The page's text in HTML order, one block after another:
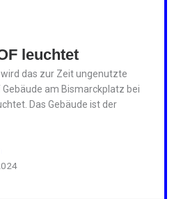
leuchtet
das zur Zeit ungenutzte
am Bismarckplatz bei
Das Gebäude ist der